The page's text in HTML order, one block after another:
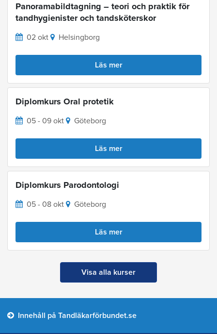
Panoramabildtagning – teori och praktik för
tandhygienister och tandsköterskor
02 okt Helsingborg
Läs mer
Diplomkurs Oral protetik
05 - 09 okt Göteborg
Läs mer
Diplomkurs Parodontologi
05 - 08 okt Göteborg
Läs mer
Visa alla kurser
Innehåll på Tandläkarförbundet.se